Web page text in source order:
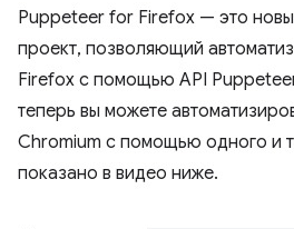
Puppeteer for Firefox — это
проект, позволяющий
Firefox с помощью API
теперь вы можете
Chromium с помощью одного и
показано в видео ниже.